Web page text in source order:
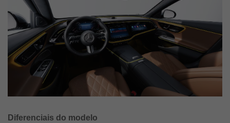
Diferenciais do modelo